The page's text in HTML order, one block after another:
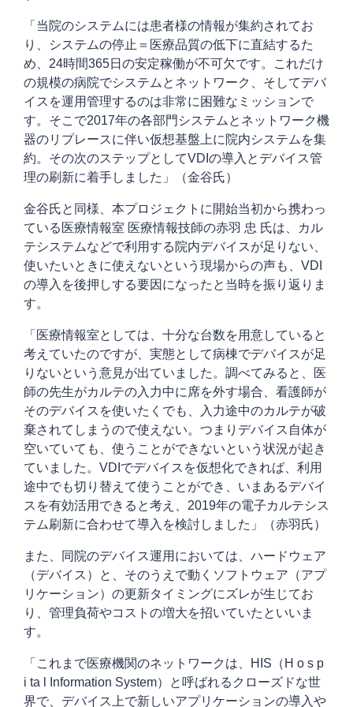
「当院のシステムには患者様の情報が集約されてお
り、システムの停止＝医療品質の低下に直結するた
め、24時間365日の安定稼働が不可欠です。これだけ
の規模の病院でシステムとネットワーク、そしてデバ
イスを運用管理するのは非常に困難なミッションで
す。そこで2017年の各部門システムとネットワーク機
器のリプレースに伴い仮想基盤上に院内システムを集
約。その次のステップとしてVDIの導入とデバイス管
理の刷新に着手しました」（金谷氏）
金谷氏と同様、本プロジェクトに開始当初から携わっ
ている医療情報室 医療情報技師の赤羽 忠 氏は、カル
テシステムなどで利用する院内デバイスが足りない、
使いたいときに使えないという現場からの声も、VDI
の導入を後押しする要因になったと当時を振り返りま
す。
「医療情報室としては、十分な台数を用意していると
考えていたのですが、実態として病棟でデバイスが足
りないという意見が出ていました。調べてみると、医
師の先生がカルテの入力中に席を外す場合、看護師が
そのデバイスを使いたくでも、入力途中のカルテが破
棄されてしまうので使えない。つまりデバイス自体が
空いていても、使うことができないという状況が起き
ていました。VDIでデバイスを仮想化できれば、利用
途中でも切り替えて使うことができ、いまあるデバイ
スを有効活用できると考え、2019年の電子カルテシス
テム刷新に合わせて導入を検討しました」（赤羽氏）
また、同院のデバイス運用においては、ハードウェア
（デバイス）と、そのうえで動くソフトウェア（アプ
リケーション）の更新タイミングにズレが生じてお
り、管理負荷やコストの増大を招いていたといいま
す。
「これまで医療機関のネットワークは、HIS（H o s p
i ta l Information System）と呼ばれるクローズドな世
界で、デバイス上で新しいアプリケーションの導入や